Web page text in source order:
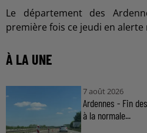
Le département des
première fois ce jeudi en alerte
À LA UNE
7 août 2026
Ardennes - Fin
à la normale...